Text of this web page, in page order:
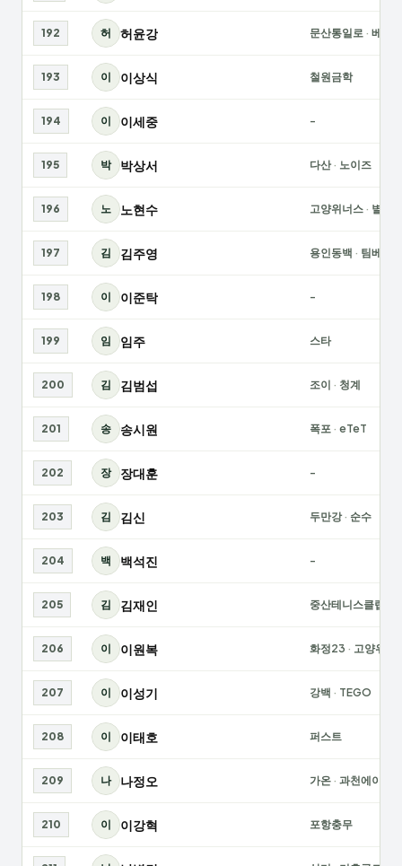
192 허 허윤강 문산통일로 · 베스
193 이 이상식 철원금학
194 이 이세중 -
195 박 박상서 다산· 노이즈
196 노 노현수 고양위너스 · 별빛
197 김 김주영 용인동백 · 팀베스
198 이 이준탁 -
199 임 임주 스타
200 김 김범섭 조이 · 청계
201 송 송시원 폭포 · eTeT
202 장 장대훈 -
203 김 김신 두만강· 순수
204 백 백석진 -
205 김 김재인 중산테니스클럽
206 이 이원복 화정23 · 고양위너
207 이 이성기 강백 · TEGO
208 이 이태호 퍼스트
209 나 나정오 가온 · 과천에이스
210 이 이강혁 포항충무